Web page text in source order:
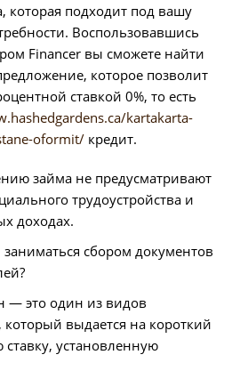
которая подходит под вашу
Воспользовавшись
Financer вы сможете найти
которое позволит
ставкой 0%, то есть
kartakarta-
oformit/ кредит.
займа не предусматривают
трудоустройства и
доходах.
сбором документов
— это один из видов
который выдается на короткий
установленную